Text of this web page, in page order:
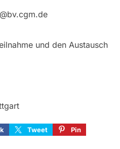
und den Austausch
Tweet
Pin